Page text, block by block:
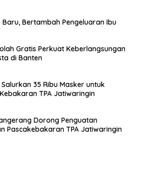
Baru, Bertambah Pengeluaran Ibu
Gratis Perkuat Keberlangsungan
di Banten
35 Ribu Masker untuk
TPA Jatiwaringin
Dorong Penguatan
Pascakebakaran TPA Jatiwaringin